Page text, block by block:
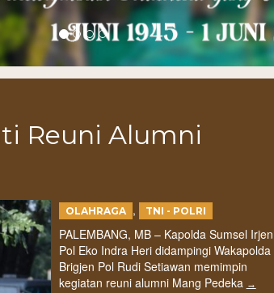
Reuni Alumni
OLAHRAGA , TNI - POLRI
PALEMBANG, MB – Kapolda Sumsel Irjen
Pol Eko Indra Heri didampingi Wakapolda
Brigjen Pol Rudi Setiawan memimpin
kegiatan reuni alumni Mang Pedeka